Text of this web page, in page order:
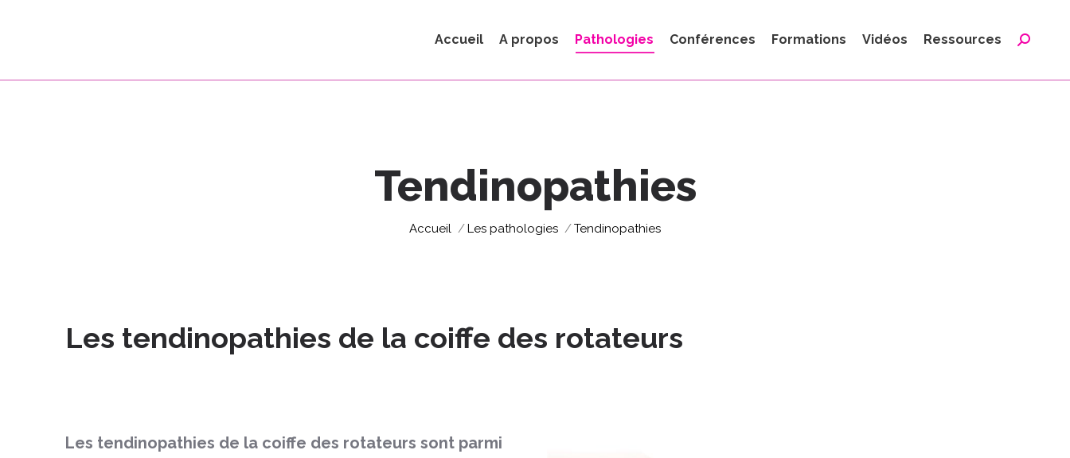
Accueil A propos Pathologies Conférences Formations Vidéos Ressources
Tendinopathies
Vous êtes ici :
Accueil Les pathologies Tendinopathies
Les tendinopathies de la coiffe des rotateurs
Les tendinopathies de la coiffe des rotateurs sont parmi